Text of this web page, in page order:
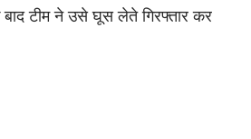
टीम ने उसे घूस लेते गिरफ्तार कर